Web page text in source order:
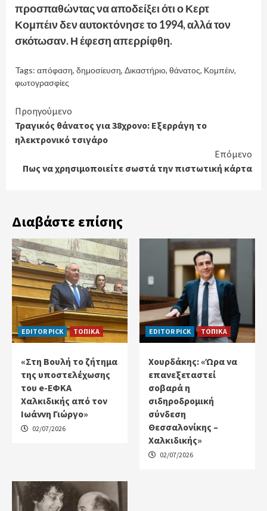
προσπαθώντας να αποδείξει ότι ο Κερτ
Κομπέιν δεν αυτοκτόνησε το 1994, αλλά τον
σκότωσαν. Η έφεση απερρίφθη.
Tags: απόφαση, δημοσίευση, Δικαστήριο, θάνατος, Κομπέιν,
φωτογρασφίες
Continue
Reading
Προηγούμενο
Τραγικός θάνατος για 38χρονο: Εξερράγη το
ηλεκτρονικό τσιγάρο
Επόμενο
Πως να χρησιμοποιείτε σωστά την πιστωτική κάρτα
Διαβάστε επίσης
EDITOR PICK ΤΟΠΙΚΑ
«Στη Βουλή το ζήτημα
της υποστελέχωσης
του e-ΕΦΚΑ
Χαλκιδικής από τον
Ιωάννη Γιώργο»
02/07/2026
EDITOR PICK ΤΟΠΙΚΑ
Χουρδάκης: «Ώρα να
επανεξεταστεί
σοβαρά η
σιδηροδρομική
σύνδεση
Θεσσαλονίκης –
Χαλκιδικής»
02/07/2026